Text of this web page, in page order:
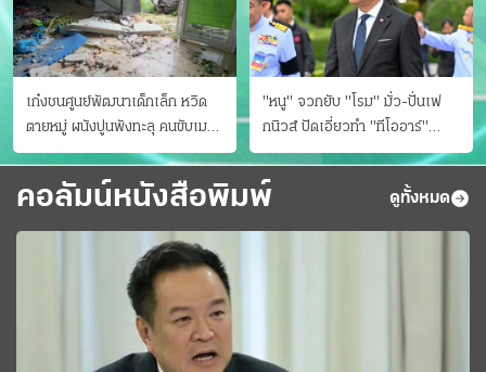
เก๋งชนศูนย์พัฒนาเด็กเล็ก หวิด
ตายหมู่ ผนังปูนพังทะลุ คนขับเมา
ยา
"หนู" จวกยับ "โรม" มั่ว-ปั่นเฟ
กนิวส์ ปัดเอี่ยวทํา "ทีโออาร์"
ต้นทางโกงสอบฉาว
คอลัมน์หนังสือพิมพ์ ดูทั้งหมด